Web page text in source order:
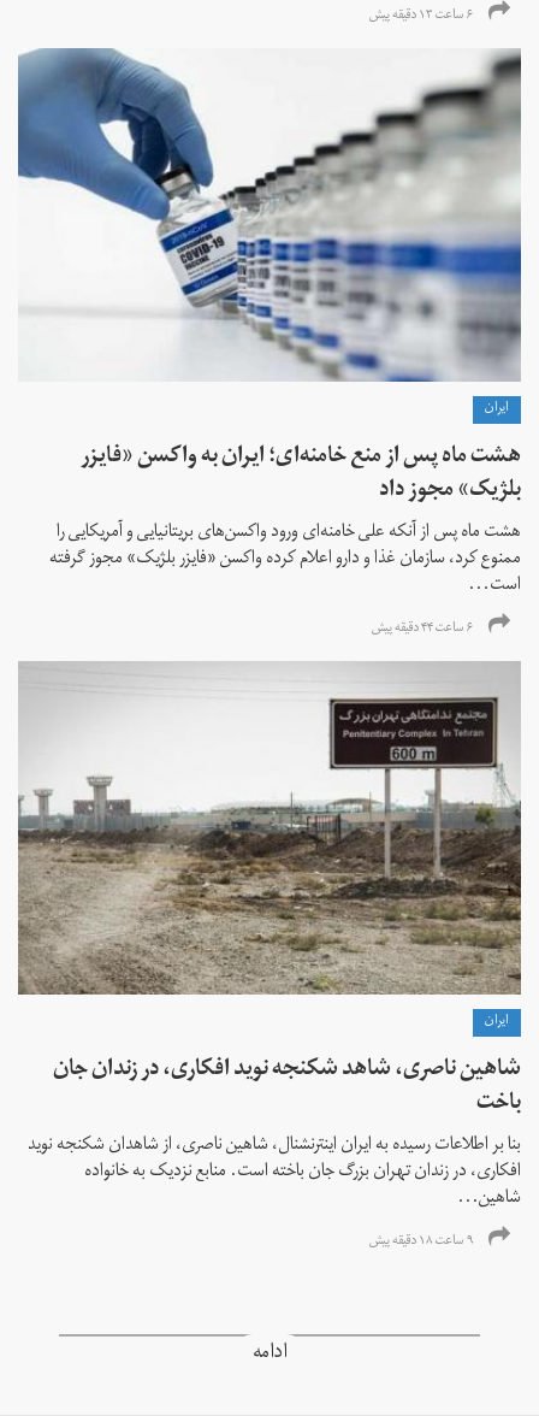
۶ ساعت ۱۳ دقیقه پیش
ايران
هشت ماه پس از منع خامنه‌ای؛ ایران به واکسن «فایزر
بلژیک» مجوز داد
هشت ماه پس از آنکه علی خامنه‌ای ورود واکسن‌های بریتانیایی و آمریکایی را
ممنوع کرد، سازمان غذا و دارو اعلام کرده واکسن «فایزر بلژیک» مجوز گرفته
است...
۶ ساعت ۴۴ دقیقه پیش
ايران
شاهین ناصری، شاهد شکنجه نوید افکاری، در زندان جان
باخت
بنا بر اطلاعات رسیده به ایران اینترنشنال، شاهین ناصری، از شاهدان شکنجه نوید
افکاری، در زندان تهران بزرگ جان باخته است. منابع نزدیک به خانواده
شاهین...
۹ ساعت ۱۸ دقیقه پیش
ادامه